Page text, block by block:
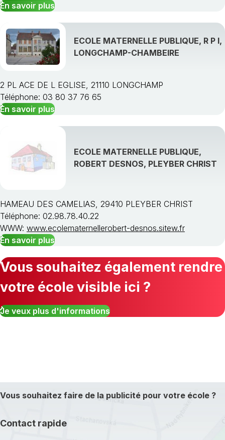
En savoir plus
ECOLE MATERNELLE PUBLIQUE, R P I,
LONGCHAMP-CHAMBEIRE
2 PL ACE DE L EGLISE, 21110 LONGCHAMP
Téléphone: 03 80 37 76 65
En savoir plus
ECOLE MATERNELLE PUBLIQUE,
ROBERT DESNOS, PLEYBER CHRIST
HAMEAU DES CAMELIAS, 29410 PLEYBER CHRIST
Téléphone: 02.98.78.40.22
WWW: www.ecolematernellerobert-desnos.sitew.fr
En savoir plus
Vous souhaitez également rendre
votre école visible ici ?
Je veux plus d'informations
Vous souhaitez faire de la publicité pour votre école ?
Contact rapide